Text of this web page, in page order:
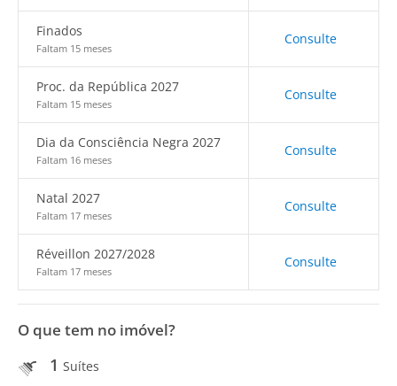
Finados
Faltam 15 meses
Consulte
Proc. da República 2027
Faltam 15 meses
Consulte
Dia da Consciência Negra 2027
Faltam 16 meses
Consulte
Natal 2027
Faltam 17 meses
Consulte
Réveillon 2027/2028
Faltam 17 meses
Consulte
O que tem no imóvel?
1 Suítes